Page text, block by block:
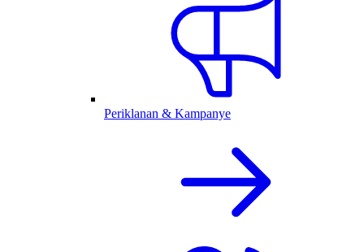
Periklanan & Kampanye